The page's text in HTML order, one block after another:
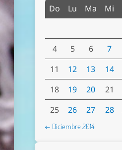
Do Lu Ma Mi
4
5 6 7
11
12 13 14
18
19 20 21
25
26 27 28
← Diciembre 2014